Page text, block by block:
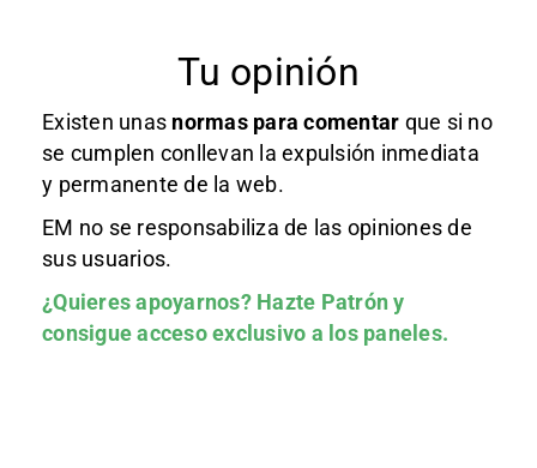
Tu opinión
Existen unas normas para comentar que si no
se cumplen conllevan la expulsión inmediata
y permanente de la web.
EM no se responsabiliza de las opiniones de
sus usuarios.
¿Quieres apoyarnos? Hazte Patróny
consigue acceso exclusivo a los paneles.